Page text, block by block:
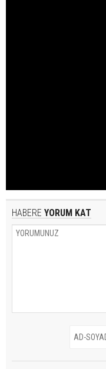
HABERE YORUM KAT